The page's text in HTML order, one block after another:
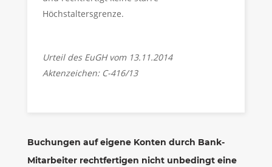
Höchstaltersgrenze.
Urteil des EuGH vom 13.11.2014
Aktenzeichen: C-416/13
Buchungen auf eigene Konten durch Bank-
Mitarbeiter rechtfertigen nicht unbedingt eine